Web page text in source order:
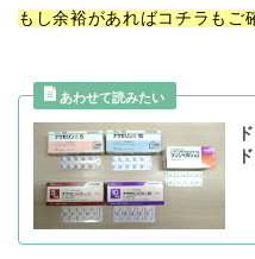
もし余裕があればコチラもご